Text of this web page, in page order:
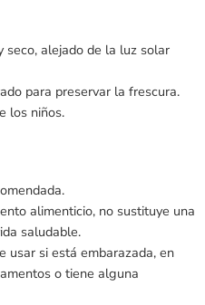
alejado de la luz solar
para preservar la frescura.
los niños.
alimenticio, no sustituye una
saludable.
usar si está embarazada, en
o tiene alguna